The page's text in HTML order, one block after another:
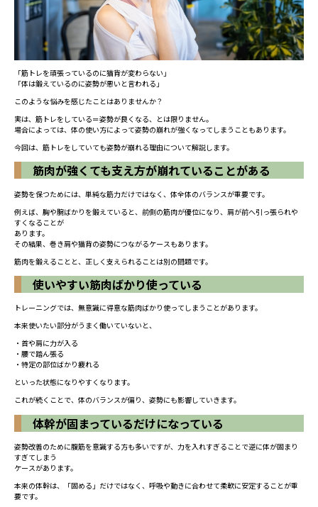
「筋トレを頑張っているのに猫背が変わらない」
「体は鍛えているのに姿勢が悪いと言われる」
このような悩みを感じたことはありませんか？
実は、筋トレをしている＝姿勢が良くなる、とは限りません。
場合によっては、体の使い方によって姿勢の崩れが強くなってしまうこともあります。
今回は、筋トレをしていても姿勢が崩れる理由について解説します。
筋肉が強くても支え方が崩れていることがある
姿勢を保つためには、単純な筋力だけではなく、体全体のバランスが重要です。
例えば、胸や腕ばかりを鍛えていると、前側の筋肉が優位になり、肩が前へ引っ張られや
すくなることが
あります。
その結果、巻き肩や猫背の姿勢につながるケースもあります。
筋肉を鍛えることと、正しく支えられることは別の問題です。
使いやすい筋肉ばかり使っている
トレーニングでは、無意識に得意な筋肉ばかり使ってしまうことがあります。
本来使いたい部分がうまく働いていないと、
・首や肩に力が入る
・腰で踏ん張る
・特定の部位ばかり疲れる
といった状態になりやすくなります。
これが続くことで、体のバランスが偏り、姿勢にも影響していきます。
体幹が固まっているだけになっている
姿勢改善のために腹筋を意識する方も多いですが、力を入れすぎることで逆に体が固まり
すぎてしまう
ケースがあります。
本来の体幹は、「固める」だけではなく、呼吸や動きに合わせて柔軟に安定することが重
要です。